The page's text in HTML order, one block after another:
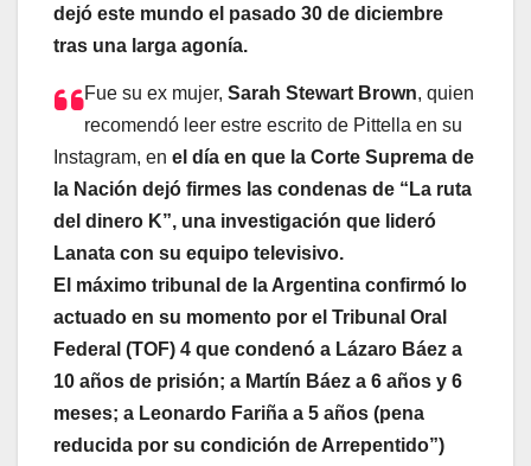
dejó este mundo el pasado 30 de diciembre
tras una larga agonía.
Fue su ex mujer, Sarah Stewart Brown, quien
recomendó leer estre escrito de Pittella en su
Instagram, en el día en que la Corte Suprema de
la Nación dejó firmes las condenas de “La ruta
del dinero K”, una investigación que lideró
Lanata con su equipo televisivo.
El máximo tribunal de la Argentina confirmó lo
actuado en su momento por el Tribunal Oral
Federal (TOF) 4 que condenó a Lázaro Báez a
10 años de prisión; a Martín Báez a 6 años y 6
meses; a Leonardo Fariña a 5 años (pena
reducida por su condición de Arrepentido”)